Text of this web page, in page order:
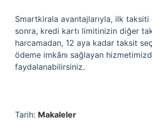
Smartkirala avantajlarıyla, ilk
sonra, kredi kartı limitinizin diğer
harcamadan, 12 aya kadar taksit
ödeme imkânı sağlayan
faydalanabilirsiniz.
Tarih: Makaleler